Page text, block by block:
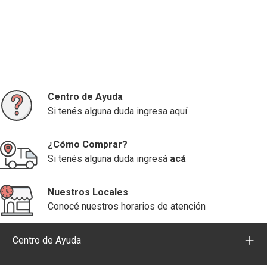
Centro de Ayuda
Si tenés alguna duda ingresa aquí
¿Cómo Comprar?
Si tenés alguna duda ingresá acá
Nuestros Locales
Conocé nuestros horarios de atención
Centro de Ayuda +